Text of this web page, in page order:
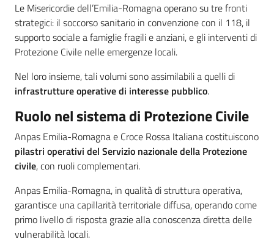
Le Misericordie dell’Emilia-Romagna operano su tre fronti
strategici: il soccorso sanitario in convenzione con il 118, il
supporto sociale a famiglie fragili e anziani, e gli interventi di
Protezione Civile nelle emergenze locali.
Nel loro insieme, tali volumi sono assimilabili a quelli di
infrastrutture operative di interesse pubblico.
Ruolo nel sistema di Protezione Civile
Anpas Emilia-Romagna e Croce Rossa Italiana costituiscono
pilastri operativi del Servizio nazionale della Protezione
civile, con ruoli complementari.
Anpas Emilia-Romagna, in qualità di struttura operativa,
garantisce una capillarità territoriale diffusa, operando come
primo livello di risposta grazie alla conoscenza diretta delle
vulnerabilità locali.